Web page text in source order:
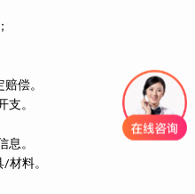
偿。
支。
。
材料。